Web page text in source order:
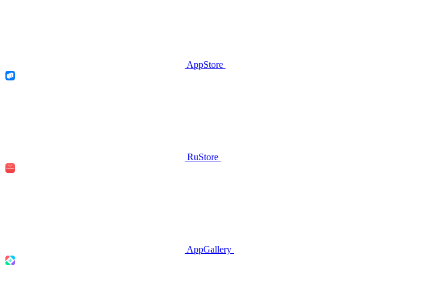
AppStore
RuStore
AppGallery